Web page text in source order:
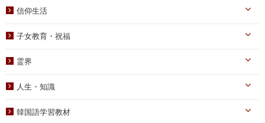
信仰入門
祈祷文集
宣布・講演
勝共理論
統一運動
ブックレット
信仰生活
祝福・伝統
信仰の証し・教会史
聖歌・聖書
子女教育・祝福
中高生向け
青年向け
霊界
人生・知識
韓国語学習教材